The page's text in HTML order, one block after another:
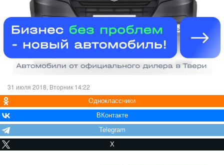
31 июля 2018, Вторник 14:22
Одноклассники
ВКонтакте
Telegram
X